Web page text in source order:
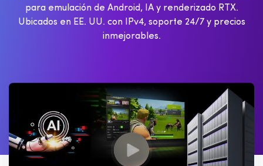
para emulación de Android, IA y renderizado RTX.
Ubicados en EE. UU. con IPv4, soporte 24/7 y precios
inmejorables.